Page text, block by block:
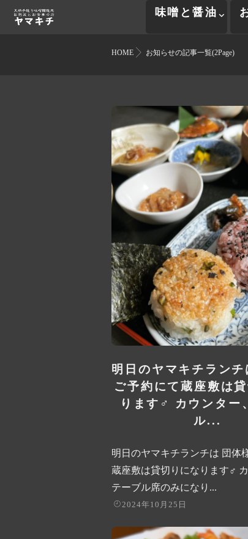
味噌と醤油
HOME お知らせの記事一覧(2Page)
明日のヤマキチランチ
ご予約にて蔵座敷は
ります‍♂️ カウンター
ル...
明日のヤマキチランチは 団体
蔵座敷は貸切りになります‍♂️ カ
テーブル席のみになり...
2024年10月25日